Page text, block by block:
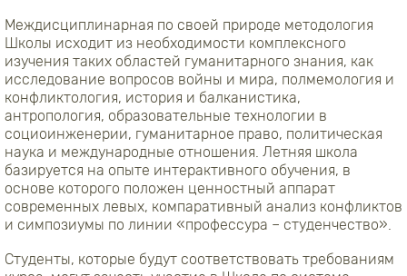
Междисциплинарная по своей природе методология
Школы исходит из необходимости комплексного
изучения таких областей гуманитарного знания, как
исследование вопросов войны и мира, полмемология и
конфликтология, история и балканистика,
антропология, образовательные технологии в
социоинженерии, гуманитарное право, политическая
наука и международные отношения. Летняя школа
базируется на опыте интерактивного обучения, в
основе которого положен ценностный аппарат
современных левых, компаративный анализ конфликтов
и симпозиумы по линии «профессура – студенчество».
Студенты, которые будут соответствовать требованиям